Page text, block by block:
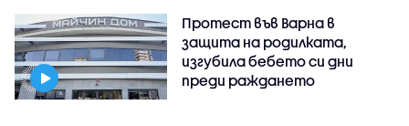
Протест във Варна в
защита на родилката,
изгубила бебето си дни
преди раждането